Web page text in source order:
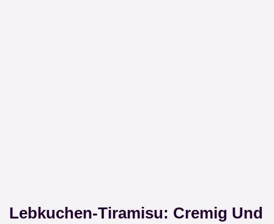
Lebkuchen-Tiramisu: Cremig Und